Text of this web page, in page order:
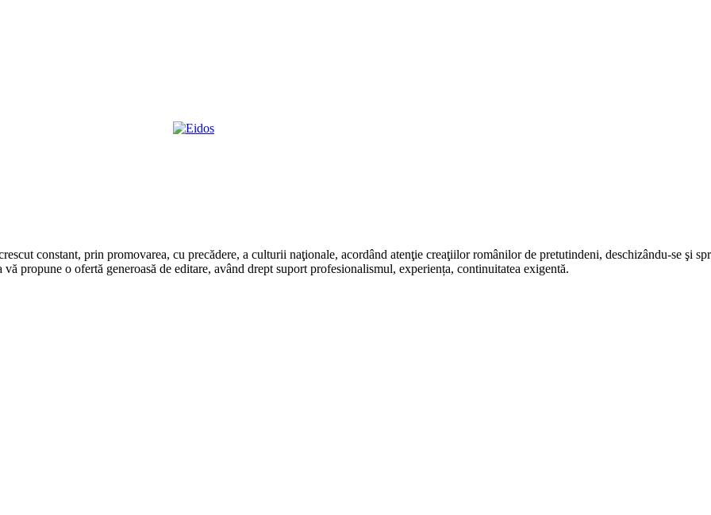
constant, prin promovarea, cu precădere, a culturii naţionale, acordând atenţie creaţiilor românilor de pretutindeni, deschizându-se şi
propune o ofertă generoasă de editare, având drept suport profesionalismul, experiența, continuitatea exigentă.